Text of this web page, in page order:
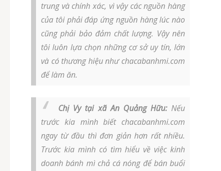
trung và chính xác, vì vậy các nguồn hàng
của tôi phải đáp ứng nguồn hàng lúc nào
cũng phải bảo đảm chất lượng. Vậy nên
tôi luôn lựa chọn những cơ sở uy tín, lớn
và có thương hiệu như chacabanhmi.com
để làm ăn.
Chị Vy tại xã An Quảng Hữu:Nếu
trước kia mình biết chacabanhmi.com
ngay từ đầu thì đơn giản hơn rất nhiều.
Trước kia mình có tìm hiểu về việc kinh
doanh bánh mì chả cá nóng để bán buổi